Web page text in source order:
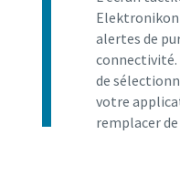
Elektronikon
alertes de
de
votre
remplacer